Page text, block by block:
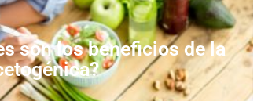
son los beneficios de la